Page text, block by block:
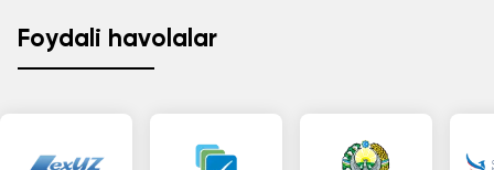
Foydali havolalar